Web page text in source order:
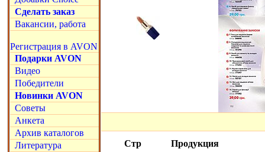
Сделать заказ
Вакансии, работа
Регистрация в AVON
Подарки AVON
Видео
Победители
Новинки AVON
Советы
Анкета
Архив каталогов
Литература
Стр
Продукция